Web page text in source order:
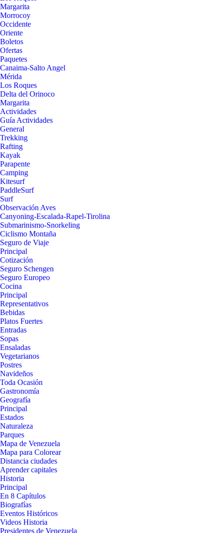
Margarita
Morrocoy
Occidente
Oriente
Boletos
Ofertas
Paquetes
Canaima-Salto Angel
Mérida
Los Roques
Delta del Orinoco
Margarita
Actividades
Guía Actividades
General
Trekking
Rafting
Kayak
Parapente
Camping
Kitesurf
PaddleSurf
Surf
Observación Aves
Canyoning-Escalada-Rapel-Tirolina
Submarinismo-Snorkeling
Ciclismo Montaña
Seguro de Viaje
Principal
Cotización
Seguro Schengen
Seguro Europeo
Cocina
Principal
Representativos
Bebidas
Platos Fuertes
Entradas
Sopas
Ensaladas
Vegetarianos
Postres
Navideños
Toda Ocasión
Gastronomía
Geografía
Principal
Estados
Naturaleza
Parques
Mapa de Venezuela
Mapa para Colorear
Distancia ciudades
Aprender capitales
Historia
Principal
En 8 Capítulos
Biografías
Eventos Históricos
Videos Historia
Presidentes de Venezuela